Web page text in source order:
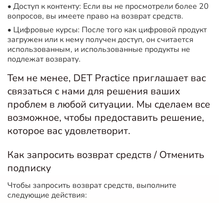
• Доступ к контенту: Если вы не просмотрели более 20
вопросов, вы имеете право на возврат средств.
• Цифровые курсы: После того как цифровой продукт
загружен или к нему получен доступ, он считается
использованным, и использованные продукты не
подлежат возврату.
Тем не менее, DET Practice приглашает вас
связаться с нами для решения ваших
проблем в любой ситуации. Мы сделаем все
возможное, чтобы предоставить решение,
которое вас удовлетворит.
Как запросить возврат средств / Отменить
подписку
Чтобы запросить возврат средств, выполните
следующие действия: